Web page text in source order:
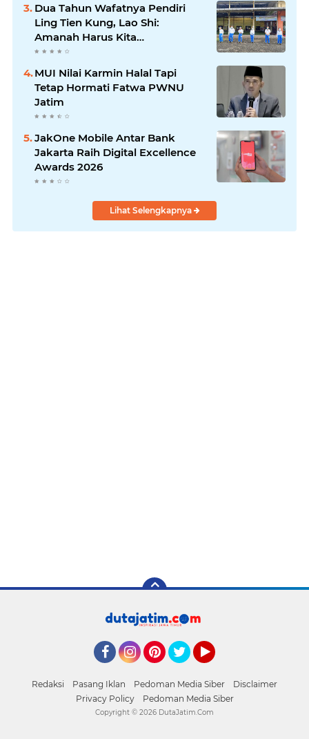
Dua Tahun Wafatnya Pendiri
Ling Tien Kung, Lao Shi:
Amanah Harus Kita
Laksanakan!
MUI Nilai Karmin Halal Tapi
Tetap Hormati Fatwa PWNU
Jatim
JakOne Mobile Antar Bank
Jakarta Raih Digital Excellence
Awards 2026
Lihat Selengkapnya
Redaksi Pasang Iklan Pedoman Media Siber
Disclaimer
Privacy Policy
Pedoman Media Siber
Copyright © 2026 DutaJatim.Com